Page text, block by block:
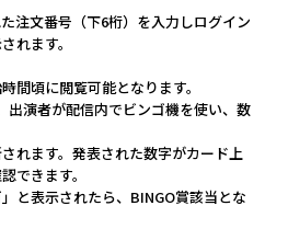
注文番号（下6桁）を入力しログイン
れます。
間頃に閲覧可能となります。
出演者が配信内でビンゴ機を使い、数
れます。発表された数字がカード上
できます。
と表示されたら、BINGO賞該当とな